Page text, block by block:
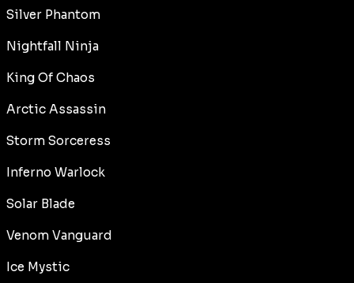
Silver Phantom
Nightfall Ninja
King Of Chaos
Arctic Assassin
Storm Sorceress
Inferno Warlock
Solar Blade
Venom Vanguard
Ice Mystic